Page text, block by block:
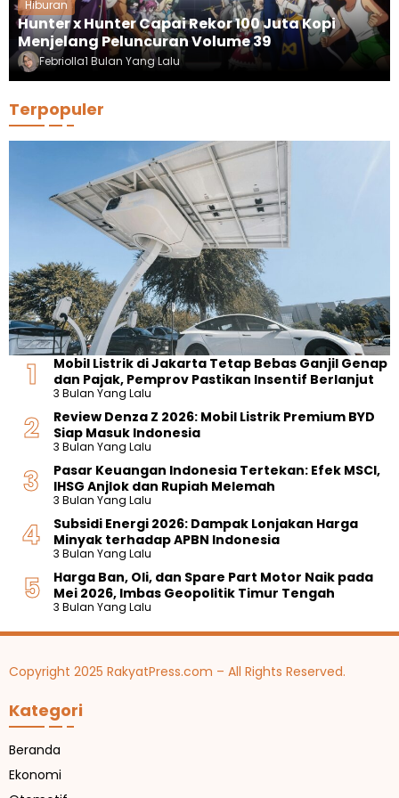
Hiburan
Hunter x Hunter Capai Rekor 100 Juta Kopi
Menjelang Peluncuran Volume 39
Febriolla1 Bulan Yang Lalu
Terpopuler
Mobil Listrik di Jakarta Tetap Bebas Ganjil Genap
dan Pajak, Pemprov Pastikan Insentif Berlanjut
3 Bulan Yang Lalu
Review Denza Z 2026: Mobil Listrik Premium BYD
Siap Masuk Indonesia
3 Bulan Yang Lalu
Pasar Keuangan Indonesia Tertekan: Efek MSCI,
IHSG Anjlok dan Rupiah Melemah
3 Bulan Yang Lalu
Subsidi Energi 2026: Dampak Lonjakan Harga
Minyak terhadap APBN Indonesia
3 Bulan Yang Lalu
Harga Ban, Oli, dan Spare Part Motor Naik pada
Mei 2026, Imbas Geopolitik Timur Tengah
3 Bulan Yang Lalu
Copyright 2025 RakyatPress.com – All Rights Reserved.
Kategori
Beranda
Ekonomi